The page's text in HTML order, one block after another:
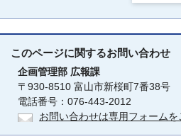
このページに関するお問い合わせ
企画管理部 広報課
〒930-8510 富山市新桜町7番38号
電話番号：076-443-2012
お問い合わせは専用フォームを